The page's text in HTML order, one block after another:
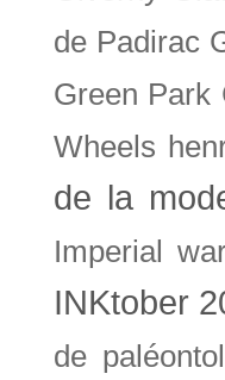
de Padirac
Green Park
Wheels
de la
Imperial
INKtober
de